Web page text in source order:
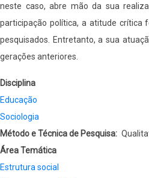
neste caso, abre mão da sua
participação política, a atitude crítica
pesquisados. Entretanto, a sua
gerações anteriores.
Disciplina
Educação
Sociologia
Método e Técnica de Pesquisa
Área Temática
Estrutura social